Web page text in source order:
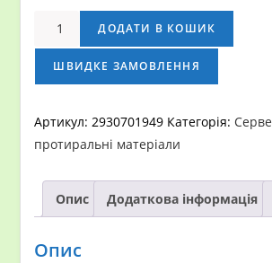
Протирающая
рулонная
бумага
кількість
ДОДАТИ В КОШИК
ШВИДКЕ ЗАМОВЛЕННЯ
Артикул:2930701949 Категорія:
протиральні матеріали
Опис Додаткова інформація
Опис